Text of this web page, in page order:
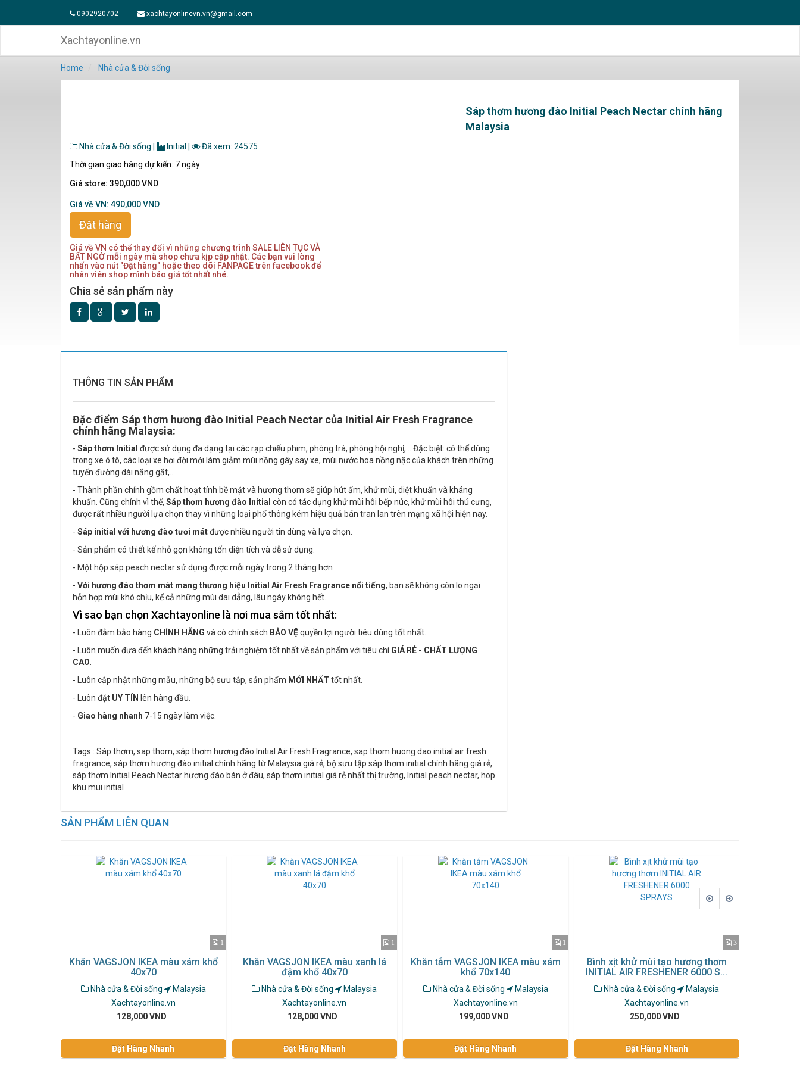
0902920702 xachtayonlinevn.vn@gmail.com
Xachtayonline.vn
Home Nhà cửa & Đời sống
Sáp thơm hương đào Initial Peach Nectar chính hãng
Malaysia
Nhà cửa & Đời sống Initial
Đã xem: 24575
Thời gian giao hàng dự kiến: 7 ngày
Giá store: 390,000 VND
Giá về VN: 490,000 VND
Đặt hàng
Giá về VN có thể thay đổi vì những chương trình SALE LIÊN TỤC VÀ
BẤT NGỜ mỗi ngày mà shop chưa kịp cập nhật. Các bạn vui lòng
nhấn vào nút "Đặt hàng" hoặc theo dõi FANPAGE trên facebook để
nhân viên shop mình báo giá tốt nhất nhé.
Chia sẻ sản phẩm này
THÔNG TIN SẢN PHẨM
Đặc điểm Sáp thơm hương đào Initial Peach Nectar của Initial Air Fresh Fragrance
chính hãng Malaysia:
- Sáp thơm Initial được sử dụng đa dạng tại các rạp chiếu phim, phòng trà, phòng hội nghị,... Đặc biệt: có thể dùng
trong xe ô tô, các loại xe hơi đời mới làm giảm mùi nồng gây say xe, mùi nước hoa nồng nặc của khách trên những
tuyến đường dài nắng gắt,...
- Thành phần chính gồm chất hoạt tính bề mặt và hương thơm sẽ giúp hút ẩm, khử mùi, diệt khuẩn và kháng
khuẩn. Cũng chính vì thế, Sáp thơm hương đào Initial còn có tác dụng khử mùi hôi bếp núc, khử mùi hôi thú cưng,
được rất nhiều người lựa chọn thay vì những loại phổ thông kém hiệu quả bán tran lan trên mạng xã hội hiện nay.
- Sáp initial với hương đào tươi mátđược nhiều người tin dùng và lựa chọn.
- Sản phẩm có thiết kế nhỏ gọn không tốn diện tích và dễ sử dụng.
- Một hộp sáp peach nectar sử dụng được mỗi ngày trong 2 tháng hơn
- Với hương đào thơm mát mang thương hiệu Initial Air Fresh Fragrance nổi tiếng, bạn sẽ không còn lo ngại
hỗn hợp mùi khó chịu, kể cả những mùi dai dẳng, lâu ngày không hết.
Vì sao bạn chọn Xachtayonline là nơi mua sắm tốt nhất:
- Luôn đảm bảo hàng CHÍNH HÃNG và có chính sách BẢO VỆquyền lợi người tiêu dùng tốt nhất.
- Luôn muốn đưa đến khách hàng những trải nghiệm tốt nhất về sản phẩm với tiêu chíGIÁ RẺ - CHẤT LƯỢNG
CAO
- Luôn cập nhật những mẫu, những bộ sưu tập, sản phẩm MỚI NHẤT tốt nhất.
- Luôn đặt UY TÍN lên hàng đầu.
- Giao hàng nhanh 7-15 ngày làm việc.
Tags : Sáp thơm, sap thom, sáp thơm hương đào Initial Air Fresh Fragrance, sap thom huong dao initial air fresh
fragrance, sáp thơm hương đào initial chính hãng từ Malaysia giá rẻ, bộ sưu tập sáp thơm initial chính hãng giá rẻ,
sáp thơm Initial Peach Nectar hương đào bán ở đâu, sáp thơm initial giá rẻ nhất thị trường, Initial peach nectar, hop
khu mui initial
SẢN PHẨM LIÊN QUAN
1
Khăn VAGSJON IKEA màu xám khổ
40x70
Nhà cửa & Đời sống
Malaysia
Xachtayonline.vn
128,000 VND
Đặt Hàng Nhanh
1
Khăn VAGSJON IKEA màu xanh lá
đậm khổ 40x70
Nhà cửa & Đời sống
Malaysia
Xachtayonline.vn
128,000 VND
Đặt Hàng Nhanh
1
Khăn tắm VAGSJON IKEA màu xám
khổ 70x140
Nhà cửa & Đời sống
Malaysia
Xachtayonline.vn
199,000 VND
Đặt Hàng Nhanh
3
Bình xịt khử mùi tạo hương thơm
INITIAL AIR FRESHENER 6000 S...
Nhà cửa & Đời sống
Malaysia
Xachtayonline.vn
250,000 VND
Đặt Hàng Nhanh